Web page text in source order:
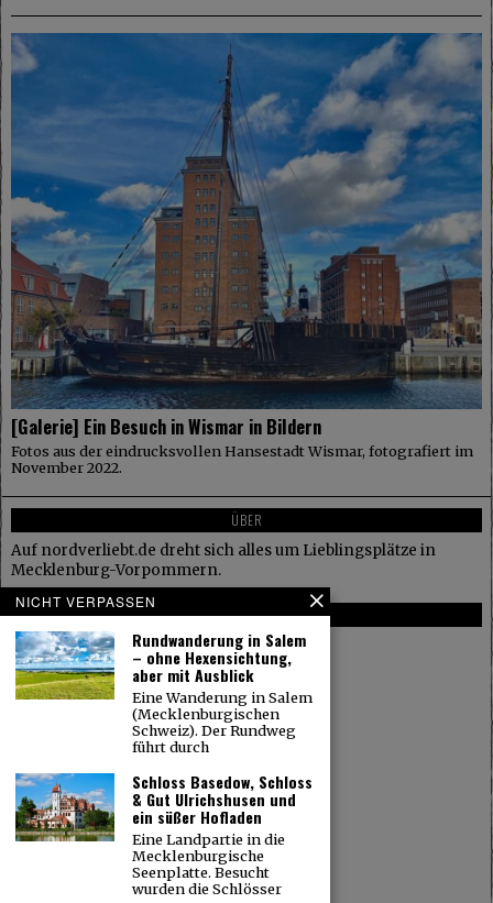
[Galerie] Ein Besuch in Wismar in Bildern
Fotos aus der eindrucksvollen Hansestadt Wismar, fotografiert im
November 2022.
ÜBER
Auf nordverliebt.de dreht sich alles um Lieblingsplätze in
Mecklenburg-Vorpommern.
WICHTIGES
Datenschutzerklärung
Impressum
NICHT VERPASSEN
Rundwanderung in Salem
– ohne Hexensichtung,
aber mit Ausblick
Eine Wanderung in Salem
(Mecklenburgischen
Schweiz). Der Rundweg
führt durch
Schloss Basedow, Schloss
& Gut Ulrichshusen und
ein süßer Hofladen
Eine Landpartie in die
Mecklenburgische
Seenplatte. Besucht
wurden die Schlösser